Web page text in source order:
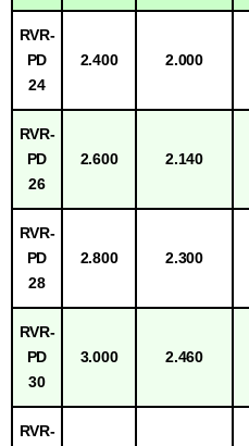
RVR-
PD
24
2.400 2.000
RVR-
PD
26
2.600 2.140
RVR-
PD
28
2.800 2.300
RVR-
PD
30
3.000 2.460
RVR-